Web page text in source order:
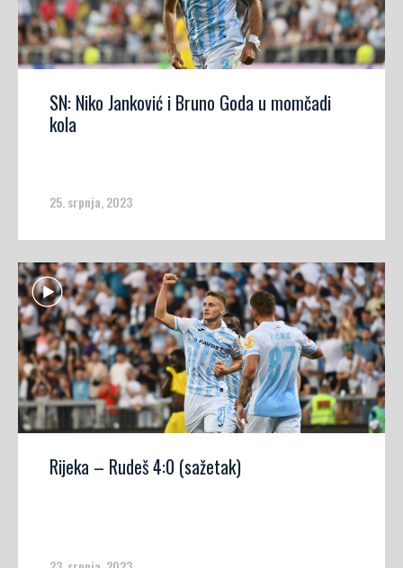
SN: Niko Janković i Bruno Goda u momčadi
kola
25. srpnja, 2023
Rijeka – Rudeš 4:0 (sažetak)